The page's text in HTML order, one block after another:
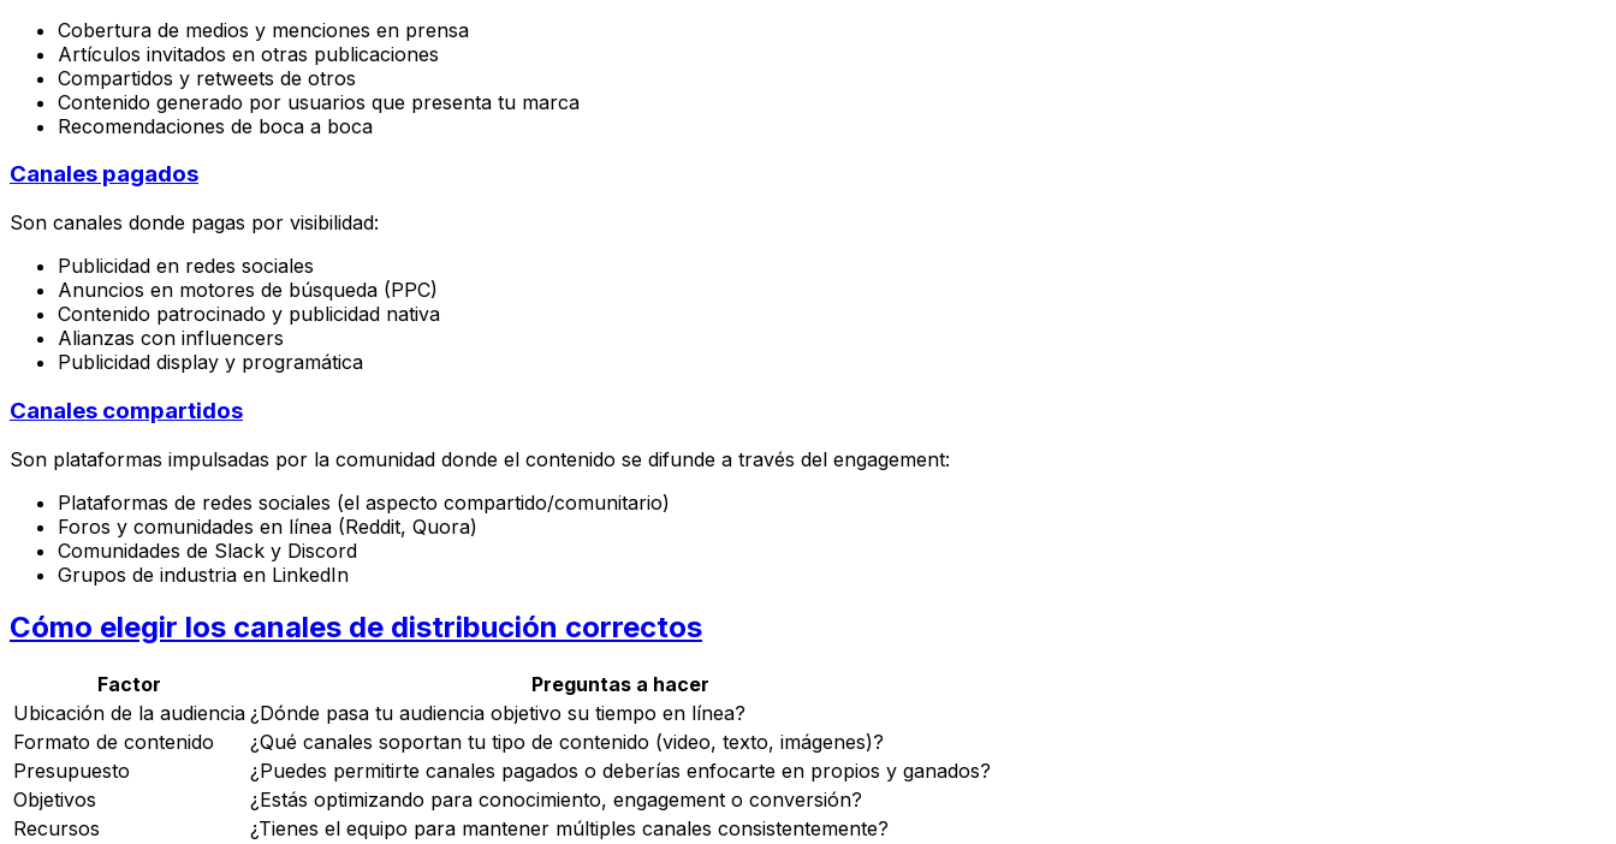
Cobertura de medios y menciones en prensa
Artículos invitados en otras publicaciones
Compartidos y retweets de otros
Contenido generado por usuarios que presenta tu marca
Recomendaciones de boca a boca
Canales pagados
Son canales donde pagas por visibilidad:
Publicidad en redes sociales
Anuncios en motores de búsqueda (PPC)
Contenido patrocinado y publicidad nativa
Alianzas con influencers
Publicidad display y programática
Canales compartidos
Son plataformas impulsadas por la comunidad donde el contenido se difunde a través del engagement:
Plataformas de redes sociales (el aspecto compartido/comunitario)
Foros y comunidades en línea (Reddit, Quora)
Comunidades de Slack y Discord
Grupos de industria en LinkedIn
Cómo elegir los canales de distribución correctos
Factor
Preguntas a hacer
Ubicación de la audiencia ¿Dónde pasa tu audiencia objetivo su tiempo en línea?
Formato de contenido
¿Qué canales soportan tu tipo de contenido (video, texto, imágenes)?
Presupuesto
¿Puedes permitirte canales pagados o deberías enfocarte en propios y ganados?
Objetivos
¿Estás optimizando para conocimiento, engagement o conversión?
Recursos
¿Tienes el equipo para mantener múltiples canales consistentemente?